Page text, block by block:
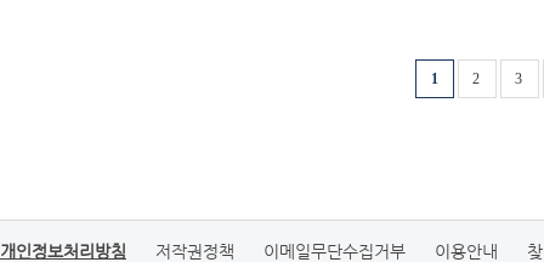
1 2 3
개인정보처리방침 저작권정책 이메일무단수집거부 이용안내